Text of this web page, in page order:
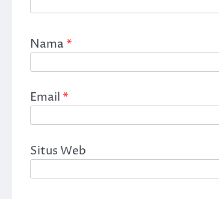
Nama *
Email *
Situs Web